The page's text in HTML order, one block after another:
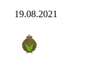
19.08.2021